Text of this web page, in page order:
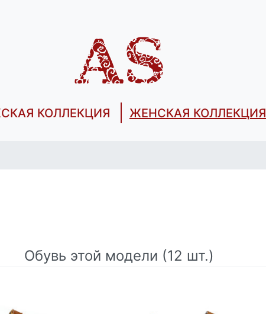
КОЛЛЕКЦИЯ ЖЕНСКАЯ КОЛЛЕКЦИЯ
Обувь этой модели (12 шт.)